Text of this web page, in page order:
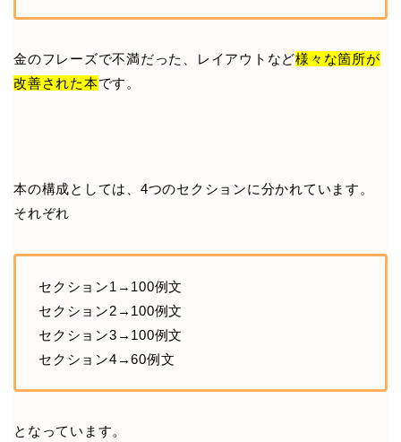
金のフレーズで不満だった、レイアウトなど様々な箇所が
改善された本です。
本の構成としては、4つのセクションに分かれています。
それぞれ
セクション1→100例文
セクション2→100例文
セクション3→100例文
セクション4→60例文
となっています。